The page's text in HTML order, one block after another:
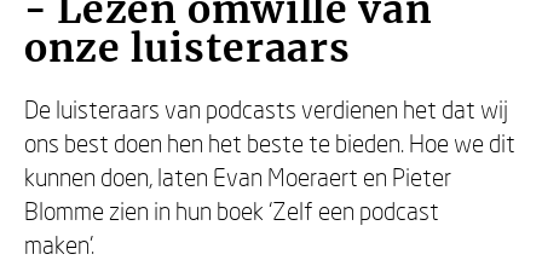
- Lezen omwille van
onze luisteraars
De luisteraars van podcasts verdienen het dat wij
ons best doen hen het beste te bieden. Hoe we dit
kunnen doen, laten Evan Moeraert en Pieter
Blomme zien in hun boek ‘Zelf een podcast
maken’.